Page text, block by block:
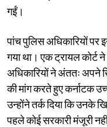
गईं।
पांच पुलिस अधिकारियों पर
गया था। एक ट्रायल कोर्ट
अधिकारियों ने अंततः अपने
की मांग करते हुए कर्नाटक
उन्होंने तर्क दिया कि उनके
पहले कोई सरकारी मंजूरी